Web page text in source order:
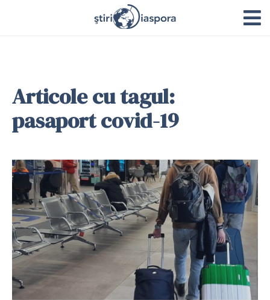
Articole cu tagul:
pasaport covid-19